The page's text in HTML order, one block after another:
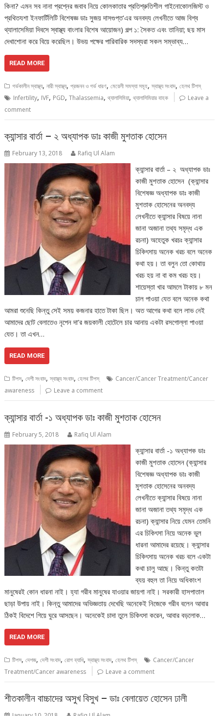
কিনা? এমন সব নানা প্রশ্নের জবাব নিয়ে কোলকাতার প্রতিশ্রুতিশীল গাইনোকোলজিস্ট ও
প্রথিতযশা ইনফার্টিলিটি বিশেষজ্ঞ ডাঃ সুজয় দাসগুপ্ত’এর অনবদ্য লেখনীতে আজ বিশ্ব
থ্যালাসেমিয়া দিবসে স্বাস্থ্য বাংলার বিশেষ আয়োজন) গল্প ১: সৈকত এবং তানিয়া; ছয় মাস
দেখাশোনা করে বিয়ে করেছিল। উভয় পক্ষের পারিবারিক সদস্যরা সকল সম্ভাব্য…
READ MORE
গর্ভকালীন স্বাস্থ্য,নারী স্বাস্থ্য,প্রজনন ও গর্ভ ধারণ,মেয়েলী সমস্যা সমূহ,স্বাস্থ্য সংবাদ,হেলথ টিপস্
Infertility, IVF, PGD,Thalassemia,থ্যালাসিমিয়া,থ্যালাসিমিয়ার বাহক
Leave a
comment
ক্যান্সার বার্তা – ২ অধ্যাপক ডাঃ কাজী মুশতাক হোসেন
February 13, 2018 Rafiq Ul Alam
ক্যান্সার বার্তা – ২ অধ্যাপক ডাঃ
কাজী মুশতাক হোসেন (ক্যান্সার
বিশেষজ্ঞ অধ্যাপক ডাঃ কাজী
মুশতাক হোসেনের অনবদ্য
লেখনীতে ক্যান্সার বিষয়ে নানা
জানা অজানা তথ্য সমৃদ্ধ এক
রচনা) অহেতুক খরচঃ ক্যান্সার
চিকিৎসায় অনেক খরচ বলে অনেক
কথা হয়। তা বলুন তো কোথায়
খরচ হয় না বা কম খরচ হয়।
শায়েস্তা খার আমলে টাকায় ৮ মন
চাল পাওয়া যেত বলে অনেক কথা
আমরা শুনেছি কিন্তু সেই সময় কজনার হাতে টাকা ছিল। অত আগের কথা বলে লাভ নেই
আমাদের ছোট বেলাতেও নৃপেন দা’র জয়কালী হোটেলে চার আনায় একটা রসগোল্লা পাওয়া
যেত। তা এখন…
READ MORE
টিপস,দেশী সংবাদ,স্বাস্থ্য সংবাদ,হেলথ টিপস্
Cancer/Cancer Treatment/Cancer
awareness
Leave a comment
ক্যান্সার বার্তা -১ অধ্যাপক ডাঃ কাজী মুশতাক হোসেন
February 5, 2018 Rafiq Ul Alam
ক্যান্সার বার্তা -১ অধ্যাপক ডাঃ
কাজী মুশতাক হোসেন (ক্যান্সার
বিশেষজ্ঞ অধ্যাপক ডাঃ কাজী
মুশতাক হোসেনের অনবদ্য
লেখনীতে ক্যান্সার বিষয়ে নানা
জানা অজানা তথ্য সমৃদ্ধ এক
রচনা) ক্যান্সার নিয়ে যেমন তেমনি
এর চিকিৎসা নিয়ে অনেক ভুল
ধারনা আমাদের রয়েছে। ক্যান্সার
চিকিৎসায় অনেক খরচ বলে একটা
কথা চালু আছে। কিন্তু কতটা
ব্যয় বহুল তা নিয়ে অধিকাংশ
মানুষেরই কোন ধারনা নাই। হ্যা গরীব মানুষের যাওয়ার জায়গা নাই। সরকারী হাসপাতাল
ছাড়া উপায় নাই। কিন্তু আমাদের অভিজ্ঞতায় দেখেছি অনেকেই নিজেকে গরীব বলেন আবার
ঠিকই বিদেশে গিয়ে ঘুরে আসছেন। অনেকেই চাদা তুলে চিকিৎসা করেন, আবার বড়লোক…
READ MORE
টিপস,দেশজ,দেশী সংবাদ,রোগ ব্যাধি,স্বাস্থ্য সংবাদ,হেলথ টিপস্
Cancer/Cancer
Treatment/Cancer awareness
Leave a comment
শীতকালীন বাচ্চাদের অসুখ বিসুখ – ডাঃ বেলায়েত হোসেন ঢালী